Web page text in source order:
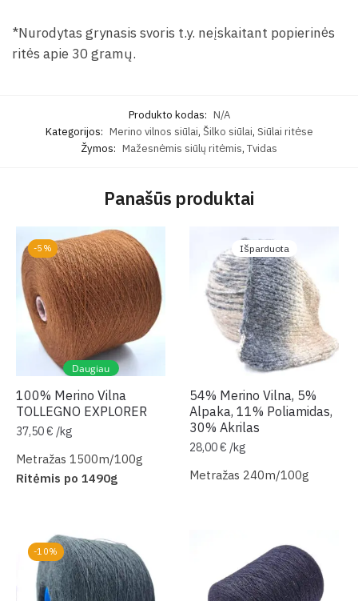
*Nurodytas grynasis svoris t.y. neįskaitant popierinės
ritės apie 30 gramų.
Produkto kodas: N/A
Kategorijos: Merino vilnos siūlai, Šilko siūlai, Siūlai ritėse
Žymos: Mažesnėmis siūlų ritėmis, Tvidas
Panašūs produktai
-5%
Daugiau
100% Merino Vilna
TOLLEGNO EXPLORER
37,50€ /kg
Metražas 1500m/100g
Ritėmis po 1490g
Išparduota
54% Merino Vilna, 5%
Alpaka, 11% Poliamidas,
30% Akrilas
28,00€ /kg
Metražas 240m/100g
-10%